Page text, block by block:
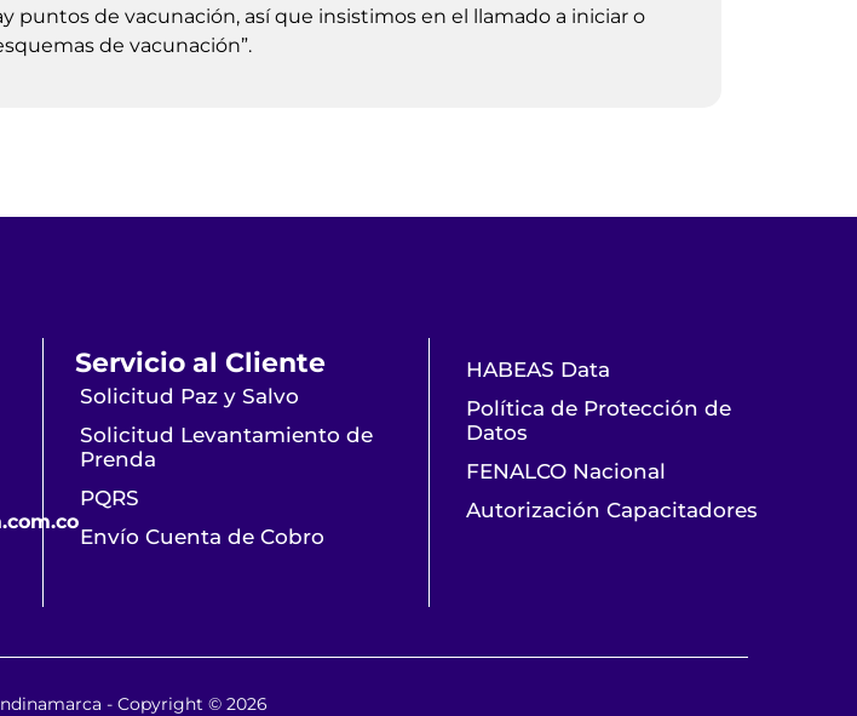
puntos de vacunación, así que insistimos en el llamado a iniciar o
de vacunación”.
Servicio al Cliente
Solicitud Paz y Salvo
Solicitud Levantamiento de
Prenda
PQRS
Envío Cuenta de Cobro
HABEAS Data
Política de Protección de
Datos
FENALCO Nacional
Autorización Capacitadores
- Copyright © 2026